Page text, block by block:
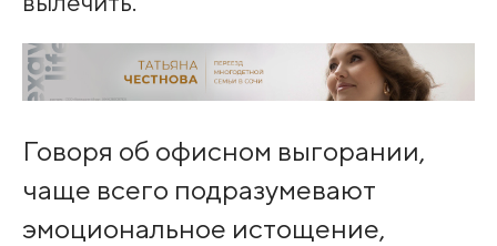
Говоря об офисном выгорании,
чаще всего подразумевают
эмоциональное истощение,